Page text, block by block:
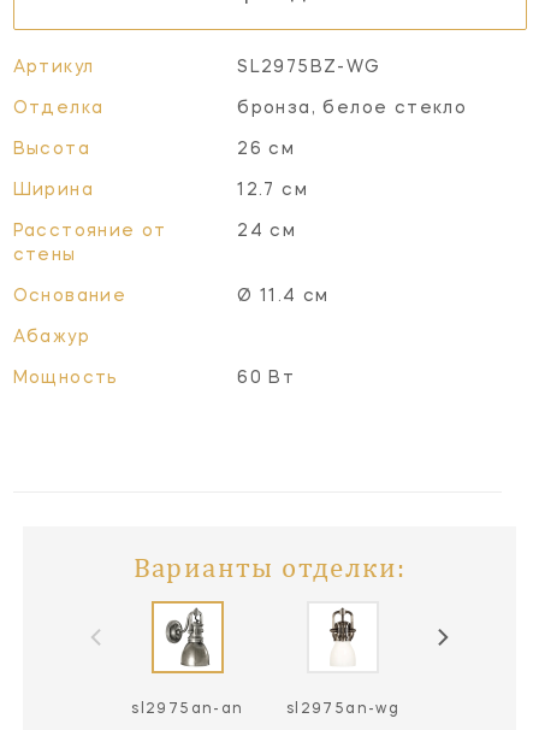
Артикул SL2975BZ-WG
Отделка бронза, белое стекло
Высота 26 см
Ширина 12.7 см
Расстояние от
стены
24 см
Основание Ø 11.4 см
Абажур
Мощность 60 Вт
Варианты отделки:
sl2975an-an sl2975an-wg